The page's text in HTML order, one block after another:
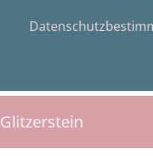
Glitzerstein